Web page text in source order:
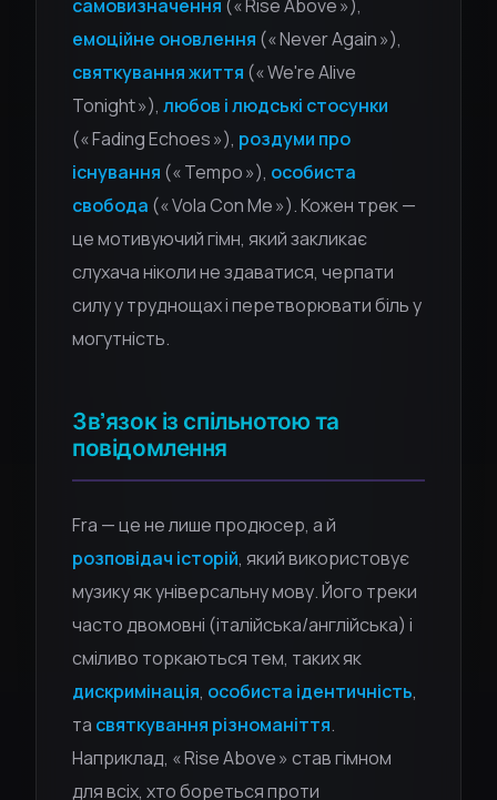
самовизначення (« Rise Above »),
емоційне оновлення (« Never Again »),
святкування життя (« We're Alive
Tonight »), любов і людські стосунки
(« Fading Echoes »), роздуми про
існування (« Tempo »), особиста
свобода (« Vola Con Me »). Кожен трек —
це мотивуючий гімн, який закликає
слухача ніколи не здаватися, черпати
силу у труднощах і перетворювати біль у
могутність.
Зв'язок із спільнотою та
повідомлення
Fra — це не лише продюсер, а й
розповідач історій, який використовує
музику як універсальну мову. Його треки
часто двомовні (італійська/англійська) і
сміливо торкаються тем, таких як
дискримінація, особиста ідентичність,
та святкування різноманіття.
Наприклад, « Rise Above » став гімном
для всіх, хто бореться проти